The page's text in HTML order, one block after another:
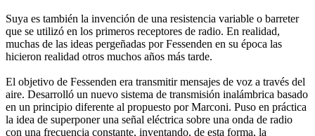
Suya es también la invención de una resistencia variable o barreter
que se utilizó en los primeros receptores de radio. En realidad,
muchas de las ideas pergeñadas por Fessenden en su época las
hicieron realidad otros muchos años más tarde.
El objetivo de Fessenden era transmitir mensajes de voz a través del
aire. Desarrolló un nuevo sistema de transmisión inalámbrica basado
en un principio diferente al propuesto por Marconi. Puso en práctica
la idea de superponer una señal eléctrica sobre una onda de radio
con una frecuencia constante, inventando, de esta forma, la